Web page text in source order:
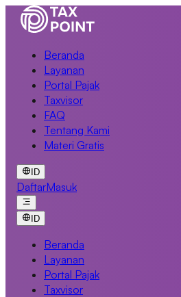
Beranda
Layanan
Portal Pajak
Taxvisor
FAQ
Tentang Kami
Materi Gratis
ID
DaftarMasuk
ID
Beranda
Layanan
Portal Pajak
Taxvisor